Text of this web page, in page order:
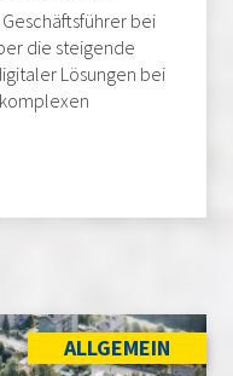
bei
die steigende
Lösungen bei
ALLGEMEIN